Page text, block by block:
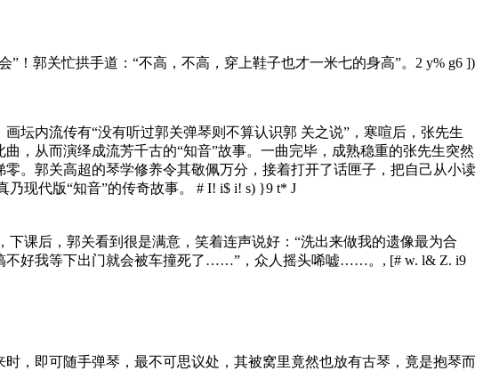
！郭关忙拱手道：“不高，不高，穿上鞋子也才一米七的身高”。 2 y% g6 ])
坛内流传有“没有听过郭关弹琴则不算认识郭 关之说”，寒喧后，张先生
，从而演绎成流芳千古的“知音”故事。一曲完毕，成熟稳重的张先生突然
。郭关高超的琴学修养令其敬佩万分，接着打开了话匣子，把自己从小读
现代版“知音”的传奇故事。 # I! i$ i! s) }9 t* J
课后，郭关看到很是满意，笑着连声说好：“洗出来做我的遗像最为合
不好我等下出门就会被车撞死了……”，众人摇头唏嘘……。 , [# w. l& Z. i9
，即可随手弹琴，最不可思议处，其被窝里竟然也放有古琴，竟是抱琴而